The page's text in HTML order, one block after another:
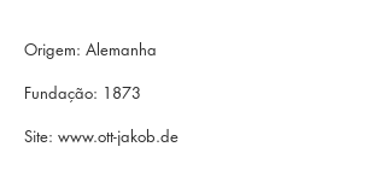
Origem: Alemanha
Fundação: 1873
Site: www.ott-jakob.de